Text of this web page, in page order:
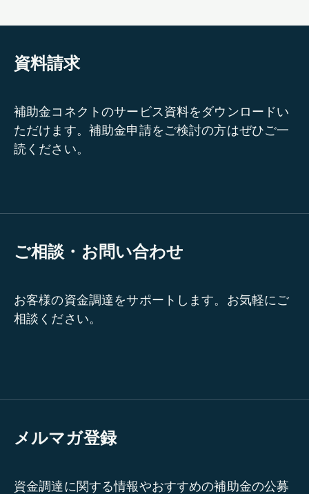
資料請求
補助金コネクトのサービス資料をダウンロードい
ただけます。補助金申請をご検討の方はぜひご一
読ください。
ご相談・お問い合わせ
お客様の資金調達をサポートします。お気軽にご
相談ください。
メルマガ登録
資金調達に関する情報やおすすめの補助金の公募